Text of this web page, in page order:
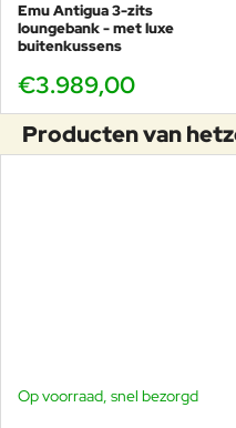
Emu Antigua 3-zits
loungebank - met luxe
buitenkussens
€3.989,00
Producten van
-10%
Op voorraad, snel bezorgd